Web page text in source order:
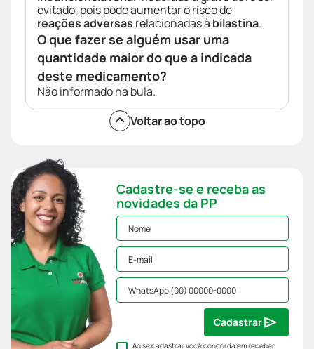
evitado, pois pode aumentar o risco de
reações adversas relacionadas à bilastina.
O que fazer se alguém usar uma
quantidade maior do que a indicada
deste medicamento?
Não informado na bula.
Voltar ao topo
Cadastre-se e receba as
novidades da PP
Ao se cadastrar você concorda em receber
Cadastrar